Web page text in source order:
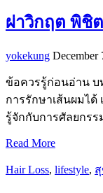
ผ่าวิกฤต พิชิ
yokekung December
ข้อควรรู้ก่อนอ่าน บท
การรักษาเส้นผมไ
รู้จักกับการศัลยกร
Read More
Hair Loss, lifestyle,